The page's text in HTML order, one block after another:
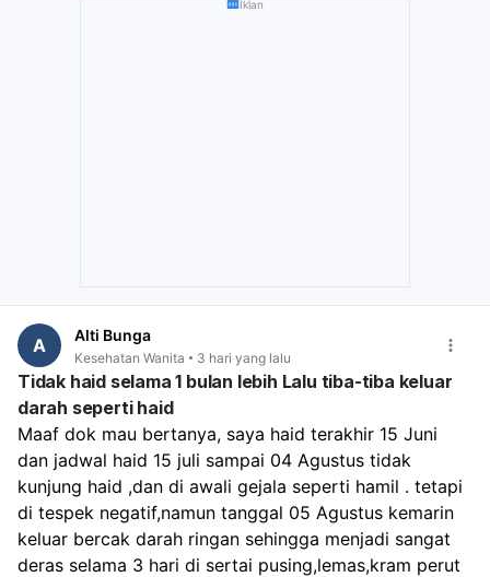
Iklan
A Alti Bunga
Kesehatan Wanita 3 hari yang lalu
Tidak haid selama 1 bulan lebih Lalu tiba-tiba keluar
darah seperti haid
Maaf dok mau bertanya, saya haid terakhir 15 Juni
dan jadwal haid 15 juli sampai 04 Agustus tidak
kunjung haid ,dan di awali gejala seperti hamil . tetapi
di tespek negatif,namun tanggal 05 Agustus kemarin
keluar bercak darah ringan sehingga menjadi sangat
deras selama 3 hari di sertai pusing,lemas,kram perut